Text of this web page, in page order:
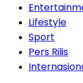
Lifestyle
Sport
Pers Rilis